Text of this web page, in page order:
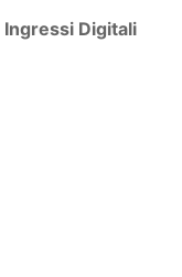
Ingressi Digitali